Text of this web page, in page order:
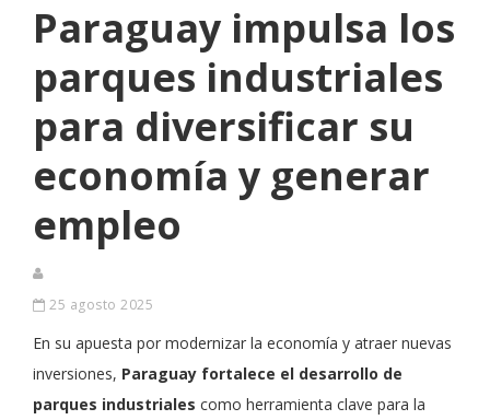
Paraguay impulsa los
parques industriales
para diversificar su
economía y generar
empleo
25 agosto 2025
En su apuesta por modernizar la economía y atraer nuevas
inversiones, Paraguay fortalece el desarrollo de
parques industriales como herramienta clave para la